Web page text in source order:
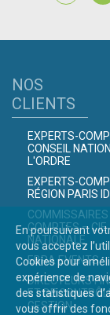
NOS
CLIENTS
EXPERTS-
CONSEIL
L'ORDRE
EXPERTS-
RÉGION PARIS
COMPTES – CIE
NATIONALE
EBRA EVENTS
DIRECTEURS
ET DE
GESTION
En poursuivant
vous acceptez
Cookies pour
expérience de
des statistiques
vous offrir des